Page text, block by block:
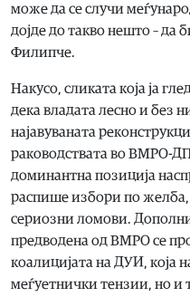
може да се случи
дојде до такво нешто – да
Филипче.
Накусо, сликата која ја
дека владата лесно и без
најавуваната
раководствата во ВМРО-
доминантна позиција
распише избори по
сериозни ломови.
предводена од ВМРО се
коалицијата на ДУИ, која
меѓуетнички тензии, но и